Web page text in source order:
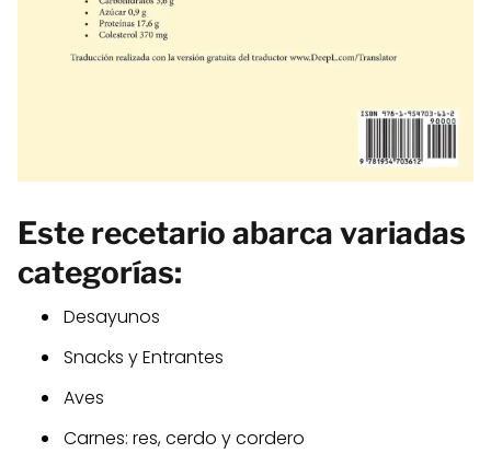
Este recetario abarca variadas
categorías:
Desayunos
Snacks y Entrantes
Aves
Carnes: res, cerdo y cordero